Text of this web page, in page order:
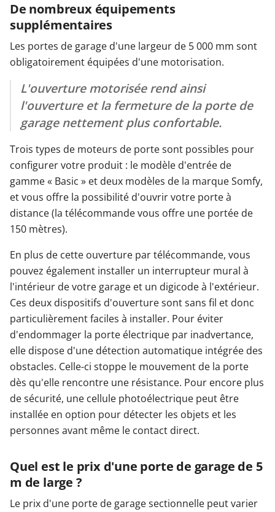
De nombreux équipements
supplémentaires
Les portes de garage d'une largeur de 5 000 mm sont
obligatoirement équipées d'une motorisation.
L'ouverture motorisée rend ainsi
l'ouverture et la fermeture de la porte de
garage nettement plus confortable.
Trois types de moteurs de porte sont possibles pour
configurer votre produit : le modèle d'entrée de
gamme « Basic » et deux modèles de la marque Somfy,
et vous offre la possibilité d'ouvrir votre porte à
distance (la télécommande vous offre une portée de
150 mètres).
En plus de cette ouverture par télécommande, vous
pouvez également installer un interrupteur mural à
l'intérieur de votre garage et un digicode à l'extérieur.
Ces deux dispositifs d'ouverture sont sans fil et donc
particulièrement faciles à installer. Pour éviter
d'endommager la porte électrique par inadvertance,
elle dispose d'une détection automatique intégrée des
obstacles. Celle-ci stoppe le mouvement de la porte
dès qu'elle rencontre une résistance. Pour encore plus
de sécurité, une cellule photoélectrique peut être
installée en option pour détecter les objets et les
personnes avant même le contact direct.
Quel est le prix d'une porte de garage de 5
m de large ?
Le prix d'une porte de garage sectionnelle peut varier